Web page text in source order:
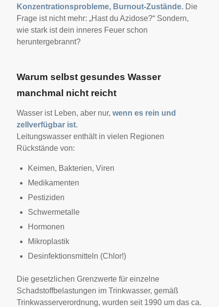
Konzentrationsprobleme, Burnout-Zustände. Die
Frage ist nicht mehr: „Hast du Azidose?“ Sondern,
wie stark ist dein inneres Feuer schon
heruntergebrannt?
Warum selbst gesundes Wasser
manchmal nicht reicht
Wasser ist Leben, aber nur, wenn es rein und
zellverfügbar ist.
Leitungswasser enthält in vielen Regionen
Rückstände von:
Keimen, Bakterien, Viren
Medikamenten
Pestiziden
Schwermetalle
Hormonen
Mikroplastik
Desinfektionsmitteln (Chlor!)
Die gesetzlichen Grenzwerte für einzelne
Schadstoffbelastungen im Trinkwasser, gemäß
Trinkwasserverordnung, wurden seit 1990 um das ca.